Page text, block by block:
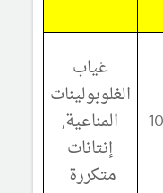
غياب
الغلوبولينات
المناعية,
إنتانات
متكررة